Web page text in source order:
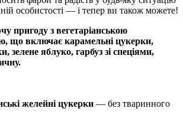
особистості — і тепер ви також можете!
пригоду з вегетаріанською
що включає карамельні цукерки,
зелене яблуко, гарбуз зі спеціями,
желейні цукерки — без тваринного